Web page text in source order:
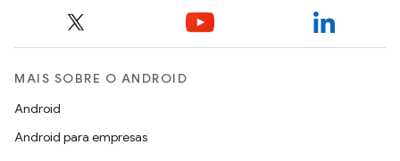
MAIS SOBRE O ANDROID
Android
Android para empresas